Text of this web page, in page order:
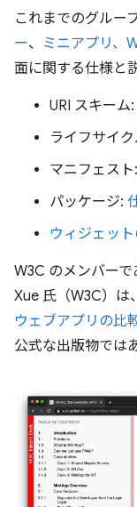
これまでのグルー
ー、 ミニアプリ、
面に関する仕様と
URI スキーム:
ライフサイク
マニフェスト:
パッケージ:
ウィジェッ
W3C のメンバー
Xue 氏（W3C）は
ウェブアプリの比
公式な出版物では